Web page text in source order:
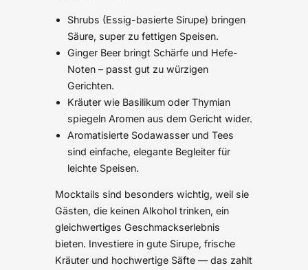
Shrubs (Essig-basierte Sirupe) bringen
Säure, super zu fettigen Speisen.
Ginger Beer bringt Schärfe und Hefe-
Noten – passt gut zu würzigen
Gerichten.
Kräuter wie Basilikum oder Thymian
spiegeln Aromen aus dem Gericht wider.
Aromatisierte Sodawasser und Tees
sind einfache, elegante Begleiter für
leichte Speisen.
Mocktails sind besonders wichtig, weil sie
Gästen, die keinen Alkohol trinken, ein
gleichwertiges Geschmackserlebnis
bieten. Investiere in gute Sirupe, frische
Kräuter und hochwertige Säfte — das zahlt